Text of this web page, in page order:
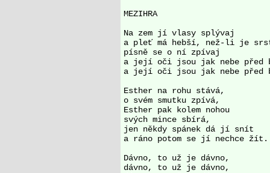
MEZIHRA
Na zem jí vlasy splývaj
a pleť má hebší, než-li je
písně se o ní zpívaj
a její oči jsou jak nebe před
a její oči jsou jak nebe před
Esther na rohu stává,
o svém smutku zpívá,
Esther pak kolem nohou
svých mince sbírá,
jen někdy spánek dá jí snít
a ráno potom se jí nechce žít.
Dávno, to už je dávno,
dávno, to už je dávno,